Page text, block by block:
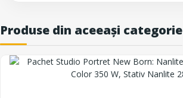
Produse din aceeași categorie